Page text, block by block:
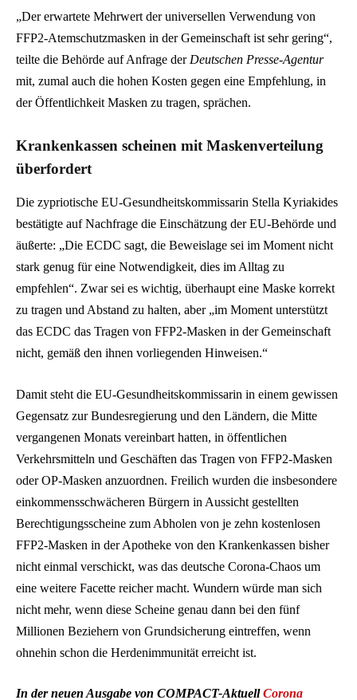
„Der erwartete Mehrwert der universellen Verwendung von
FFP2-Atemschutzmasken in der Gemeinschaft ist sehr gering“,
teilte die Behörde auf Anfrage derDeutschen Presse-Agentur
mit, zumal auch die hohen Kosten gegen eine Empfehlung, in
der Öffentlichkeit Masken zu tragen, sprächen.
Krankenkassen scheinen mit Maskenverteilung
überfordert
Die zypriotische EU-Gesundheitskommissarin Stella Kyriakides
bestätigte auf Nachfrage die Einschätzung der EU-Behörde und
äußerte: „Die ECDC sagt, die Beweislage sei im Moment nicht
stark genug für eine Notwendigkeit, dies im Alltag zu
empfehlen“. Zwar sei es wichtig, überhaupt eine Maske korrekt
zu tragen und Abstand zu halten, aber „im Moment unterstützt
das ECDC das Tragen von FFP2-Masken in der Gemeinschaft
nicht, gemäß den ihnen vorliegenden Hinweisen.“
Damit steht die EU-Gesundheitskommissarin in einem gewissen
Gegensatz zur Bundesregierung und den Ländern, die Mitte
vergangenen Monats vereinbart hatten, in öffentlichen
Verkehrsmitteln und Geschäften das Tragen von FFP2-Masken
oder OP-Masken anzuordnen. Freilich wurden die insbesondere
einkommensschwächeren Bürgern in Aussicht gestellten
Berechtigungsscheine zum Abholen von je zehn kostenlosen
FFP2-Masken in der Apotheke von den Krankenkassen bisher
nicht einmal verschickt, was das deutsche Corona-Chaos um
eine weitere Facette reicher macht. Wundern würde man sich
nicht mehr, wenn diese Scheine genau dann bei den fünf
Millionen Beziehern von Grundsicherung eintreffen, wenn
ohnehin schon die Herdenimmunität erreicht ist.
In der neuen Ausgabe von COMPACT-AktuellCorona